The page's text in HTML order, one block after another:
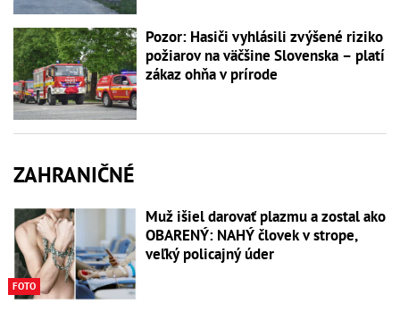
Pozor: Hasiči vyhlásili zvýšené riziko
požiarov na väčšine Slovenska – platí
zákaz ohňa v prírode
ZAHRANIČNÉ
FOTO
Muž išiel darovať plazmu a zostal ako
OBARENÝ: NAHÝ človek v strope,
veľký policajný úder